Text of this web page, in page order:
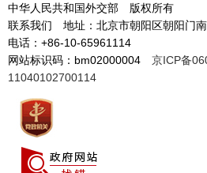
中华人民共和国外交部 版权所有
联系我们 地址：北京市朝阳区朝阳门
电话：+86-10-65961114
网站标识码：bm02000004 京ICP备
11040102700114